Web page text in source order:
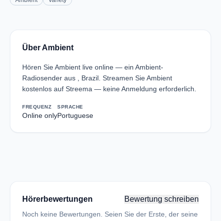
Über Ambient
Hören Sie Ambient live online — ein Ambient-
Radiosender aus , Brazil. Streamen Sie Ambient
kostenlos auf Streema — keine Anmeldung erforderlich.
FREQUENZ
Online only
SPRACHE
Portuguese
Hörerbewertungen Bewertung schreiben
Noch keine Bewertungen. Seien Sie der Erste, der seine